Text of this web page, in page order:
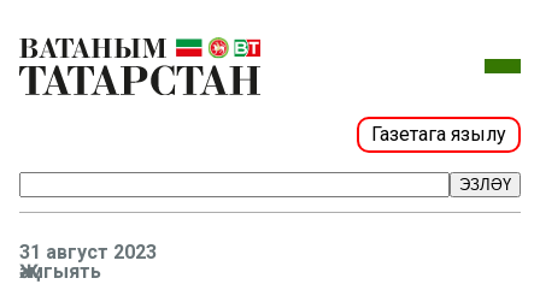
Газетага язылу
ЭЗЛӘҮ
31 август 2023
Җәмгыять